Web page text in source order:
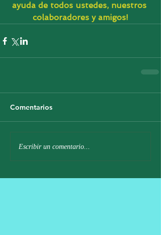
ayuda de todos ustedes, nuestros
colaboradores y amigos!
Comentarios
Escribir un comentario...